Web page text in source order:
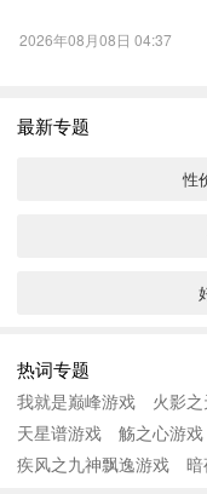
2026年08月08日 04:37
最新专题
性
悬
悬
热词专题
我就是巅峰游戏 火影
天星谱游戏
觞之心游戏
疾风之九神飘逸游戏